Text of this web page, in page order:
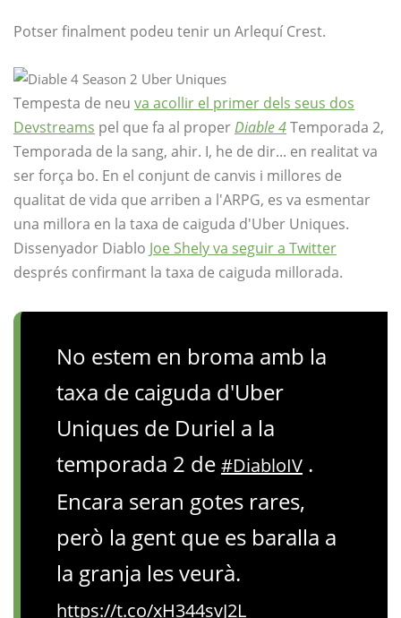
Potser finalment podeu tenir un Arlequí Crest.
Tempesta de neu va acollir el primer dels seus dos
Devstreams pel que fa al properDiable 4Temporada 2,
Temporada de la sang, ahir. I, he de dir... en realitat va
ser força bo. En el conjunt de canvis i millores de
qualitat de vida que arriben a l'ARPG, es va esmentar
una millora en la taxa de caiguda d'Uber Uniques.
Dissenyador Diablo Joe Shely va seguir a Twitter
després confirmant la taxa de caiguda millorada.
No estem en broma amb la
taxa de caiguda d'Uber
Uniques de Duriel a la
temporada 2 de #DiabloIV .
Encara seran gotes rares,
però la gent que es baralla a
la granja les veurà.
https://t.co/xH344svJ2L